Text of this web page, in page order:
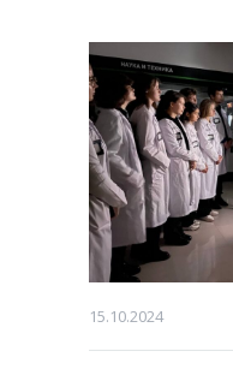
15.10.2024